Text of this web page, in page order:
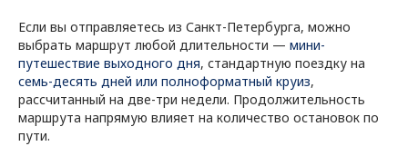
Если вы отправляетесь из Санкт-Петербурга, можно
выбрать маршрут любой длительности — мини-
путешествие выходного дня, стандартную поездку на
семь-десять дней или полноформатный круиз,
рассчитанный на две-три недели. Продолжительность
маршрута напрямую влияет на количество остановок по
пути.